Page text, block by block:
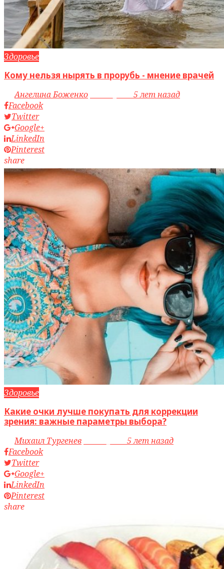
Здоровье
Кому нельзя нырять в прорубь - мнение врачей
byАнгелина Боженко
5 лет назад
Facebook
Twitter
Google+
LinkedIn
Pinterest
share
Здоровье
Какие очки лучше покупать для коррекции
зрения: важные параметры выбора?
byМихаил Тургенев
5 лет назад
Facebook
Twitter
Google+
LinkedIn
Pinterest
share